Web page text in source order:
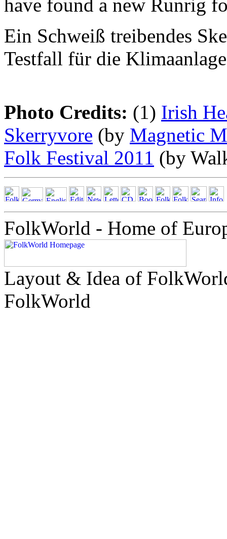
have found a new Runrig
Ein Schweiß treibendes
Testfall für die
Photo Credits: (1) Irish
Skerryvore (by Magnetic
Folk Festival 2011 (by
FolkWorld - Home of
Layout & Idea of
FolkWorld